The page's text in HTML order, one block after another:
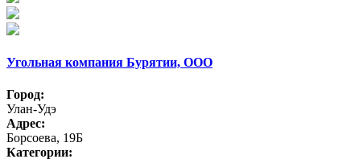
Угольная компания Бурятии, ООО
Город:
Улан-Удэ
Адрес:
Борсоева, 19Б
Категории: